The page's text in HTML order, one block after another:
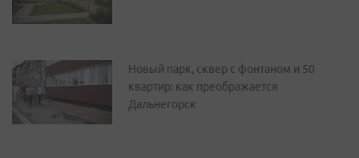
Новый парк, сквер с фонтаном и 50
квартир: как преображается
Дальнегорск